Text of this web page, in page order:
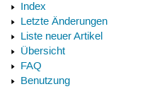
Index
Letzte Änderungen
Liste neuer Artikel
Übersicht
FAQ
Benutzung